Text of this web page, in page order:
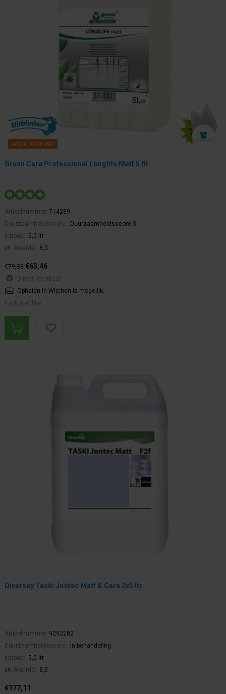
Green Care Professional Longlife Matt 5 ltr
Artikelnummer: 714289
Duurzaamheidsscore:
Duurzaamheidsscore 3
Inhoud:
5,0 ltr
pH Waarde:
8,0
€79,33 €63,46
Direct leverbaar
Ophalen in Wijchen is mogelijk.
Exclusief btw.
Diversey Taski Jontec Matt & Care 2x5 ltr
Artikelnummer: 9292282
Duurzaamheidsscore:
in behandeling
Inhoud:
5,0 ltr
pH Waarde:
8,5
€177,11